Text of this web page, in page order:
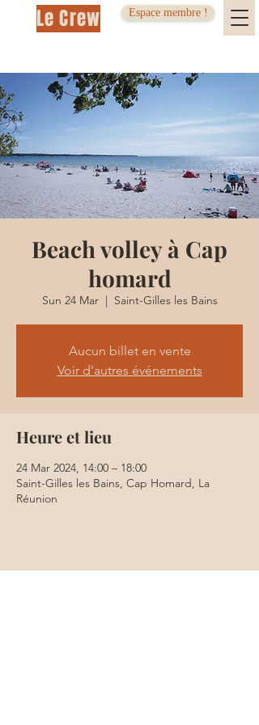
Le Crew Espace membre !
Beach volley à Cap
homard
Sun 24 Mar
  |
Saint-Gilles les Bains
Aucun billet en vente
Voir d'autres événements
Heure et lieu
24 Mar 2024, 14:00 – 18:00
Saint-Gilles les Bains, Cap Homard, La
Réunion